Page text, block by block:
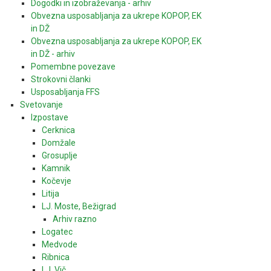
Dogodki in izobraževanja - arhiv
Obvezna usposabljanja za ukrepe KOPOP, EK
in DŽ
Obvezna usposabljanja za ukrepe KOPOP, EK
in DŽ - arhiv
Pomembne povezave
Strokovni članki
Usposabljanja FFS
Svetovanje
Izpostave
Cerknica
Domžale
Grosuplje
Kamnik
Kočevje
Litija
LJ. Moste, Bežigrad
Arhiv razno
Logatec
Medvode
Ribnica